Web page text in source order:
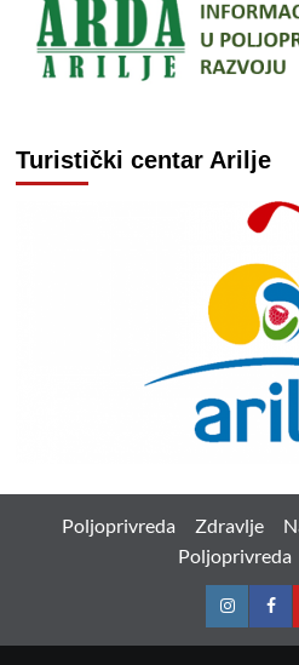
Turistički centar Arilje
Poljoprivreda Zdravlje
Poljoprivreda
Instagram